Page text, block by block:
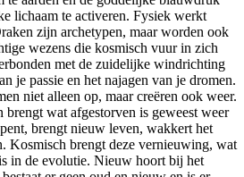
lichaam te activeren. Fysiek werkt
zijn archetypen, maar worden ook
wezens die kosmisch vuur in zich
met de zuidelijke windrichting
je passie en het najagen van je dromen.
niet alleen op, maar creëren ook weer.
wat afgestorven is geweest weer
brengt nieuw leven, wakkert het
Kosmisch brengt deze vernieuwing, wat
in de evolutie. Nieuw hoort bij het